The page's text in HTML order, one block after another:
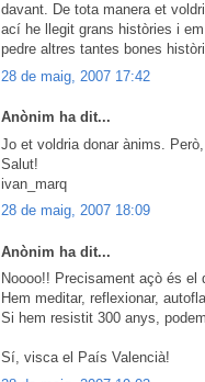
davant. De tota manera et
ací he llegit grans històries i
pedre altres tantes bones
28 de maig, 2007 17:42
Anònim ha dit...
Jo et voldria donar ànims.
Salut!
ivan_marq
28 de maig, 2007 18:09
Anònim ha dit...
Noooo!! Precisament açò és
Hem meditar, reflexionar,
Si hem resistit 300 anys,
Sí, visca el País Valencià!